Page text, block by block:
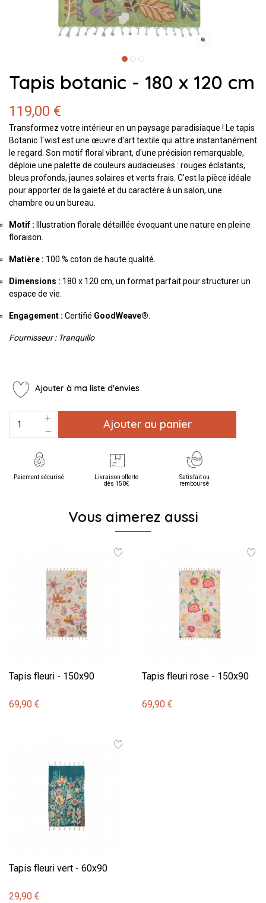
Tapis botanic - 180 x 120 cm
119,00 €
Transformez votre intérieur en un paysage paradisiaque ! Le tapis
Botanic Twist est une œuvre d'art textile qui attire instantanément
le regard. Son motif floral vibrant, d'une précision remarquable,
déploie une palette de couleurs audacieuses : rouges éclatants,
bleus profonds, jaunes solaires et verts frais. C'est la pièce idéale
pour apporter de la gaieté et du caractère à un salon, une
chambre ou un bureau.
Motif : Illustration florale détaillée évoquant une nature en pleine
floraison.
Matière : 100 % coton de haute qualité.
Dimensions : 180 x 120 cm, un format parfait pour structurer un
espace de vie.
Engagement : Certifié GoodWeave®
Fournisseur : Tranquillo
Ajouter à ma liste d'envies
Ajouter au panier
Paiement sécurisé
Livraison offerte
dès 150€
Satisfait ou
remboursé
Vous aimerez aussi
Tapis fleuri - 150x90
69,90 €
Tapis fleuri rose - 150x90
69,90 €
Tapis fleuri vert - 60x90
29,90 €